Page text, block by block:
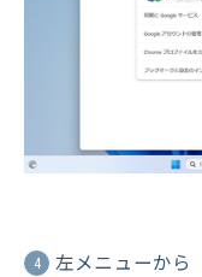
4 左メニューから